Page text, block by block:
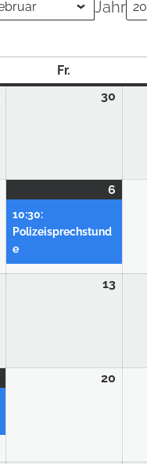
Jahr
Fr.
30
6
10:30:
Polizeisprechstund
e
13
20